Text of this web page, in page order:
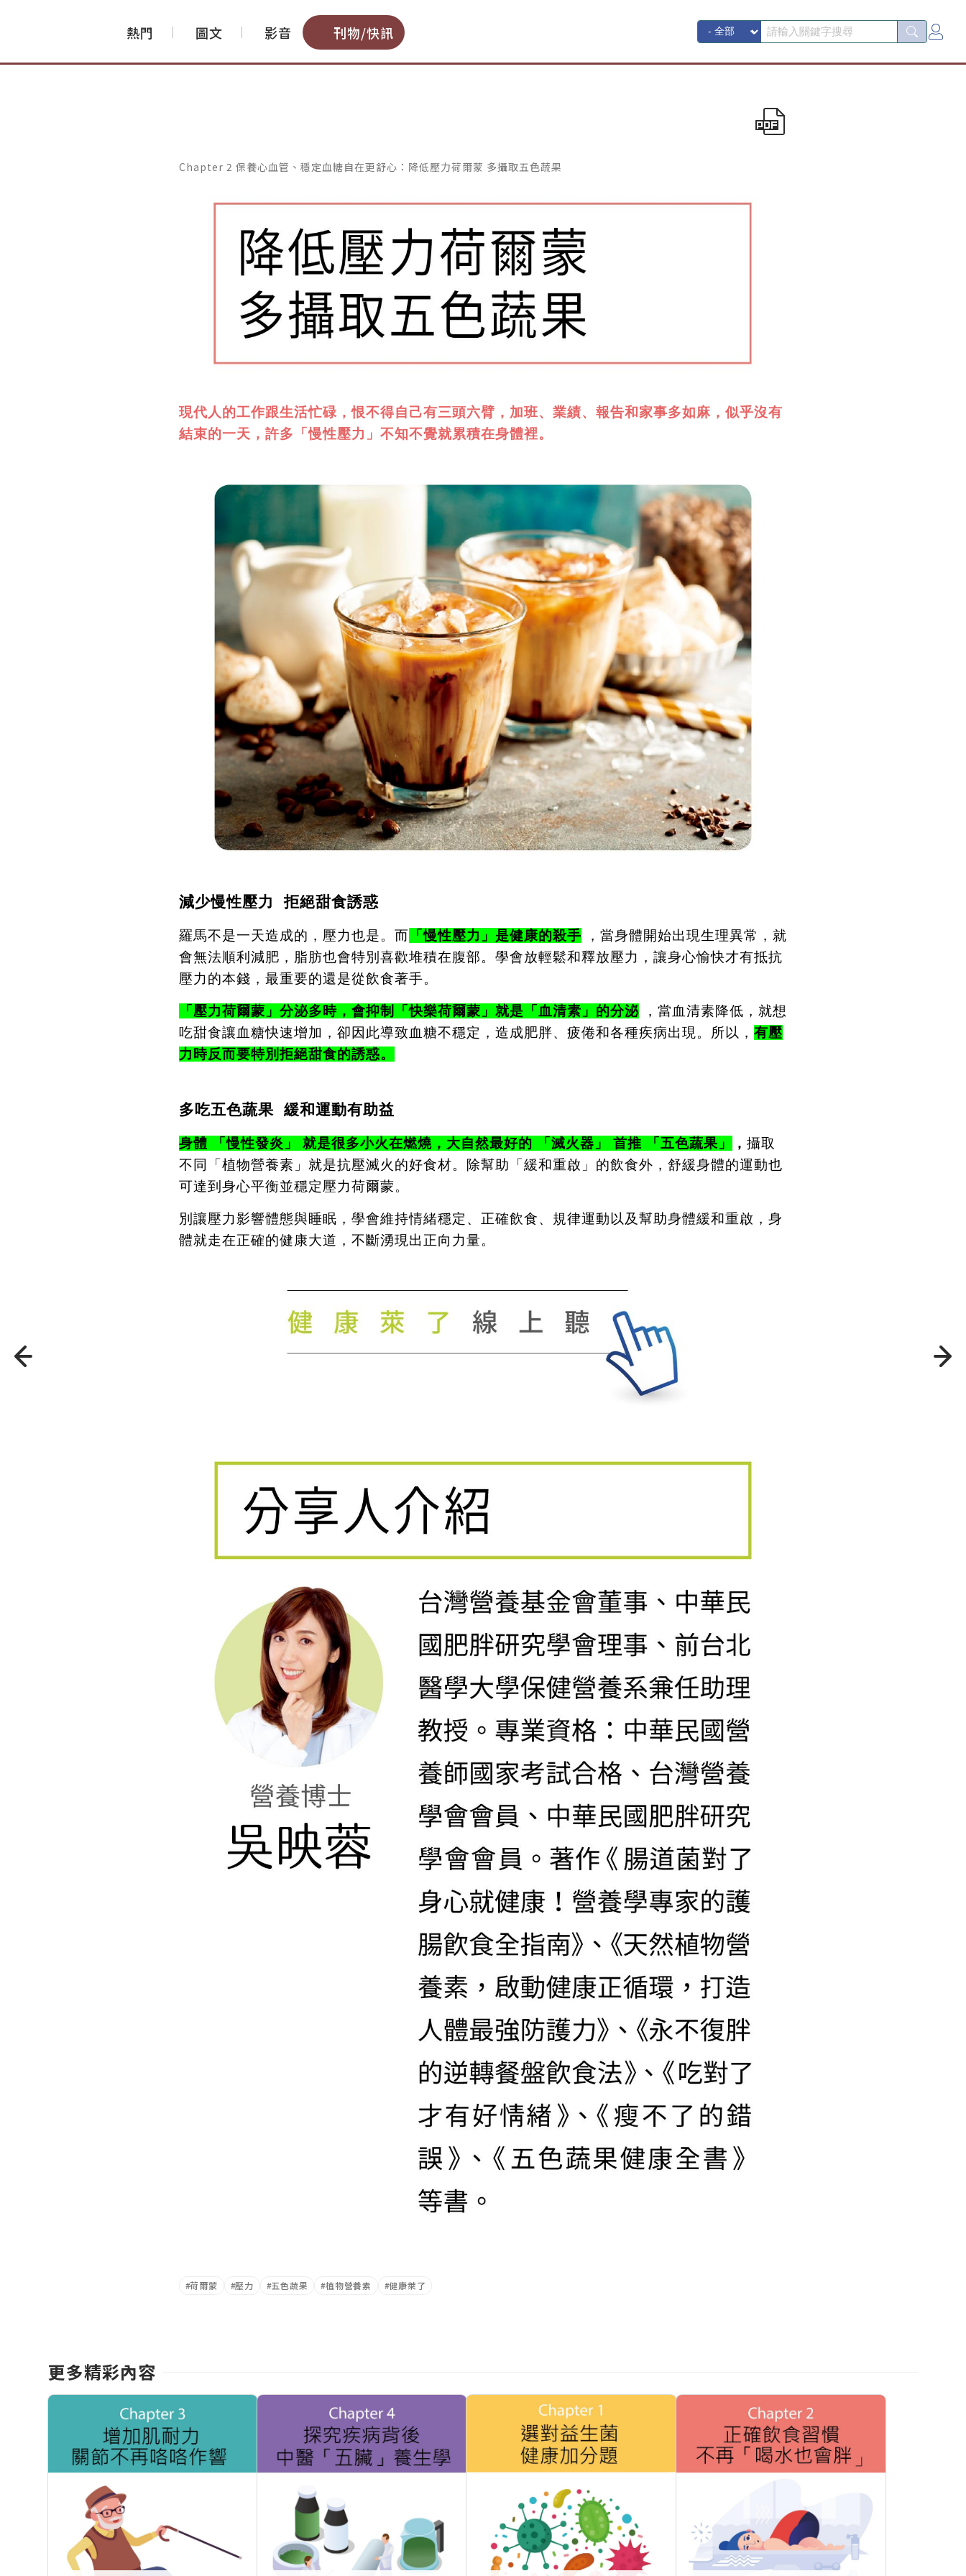
熱門 圖文 影音 刊物/快訊
Chapter 2 保養心血管、穩定血糖自在更舒心：降低壓力荷爾蒙 多攝取五色蔬果
現代人的工作跟生活忙碌，恨不得自己有三頭六臂， 加班、業績、報告和家事多如麻，似乎沒有
結束的一天， 許多「慢性壓力」不知不覺就累積在身體裡。
減少慢性壓力 拒絕甜食誘惑
羅馬不是一天造成的，壓力也是。而 「慢性壓力」是健康的殺手 ，當身體開始出現生理異常，就
會無法順利減肥，脂肪也會特別喜歡堆積在腹部。學會放輕鬆和釋放壓力，讓身心愉快才有抵抗
壓力的本錢，最重要的還是從飲食著手。
「壓力荷爾蒙」分泌多時，會抑制「快樂荷爾蒙」就是「血清素」的分泌，當血清素降低，就想
吃甜食讓血糖快速增加，卻因此導致血糖不穩定，造成肥胖、疲倦和各種疾病出現。所以， 有壓
力時反而要特別拒絕甜食的誘惑。
多吃五色蔬果 緩和運動有助益
身體 「慢性發炎」 就是很多小火在燃燒，大自然最好的 「滅火器」 首推 「五色蔬果」 ， 攝取
不同「植物營養素」就是抗壓滅火的好食材。除幫助「緩和重啟」的飲食外，舒緩身體的運動也
可達到身心平衡並穩定壓力荷爾蒙。
別讓壓力影響體態與睡眠，學會維持情緒穩定、正確飲食、規律運動以及幫助身體緩和重啟，身
體就走在正確的健康大道，不斷湧現出正向力量。
荷爾蒙 壓力 五色蔬果 植物營養素 健康萊了
更多精彩內容